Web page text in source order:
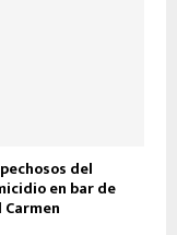
del
en bar de